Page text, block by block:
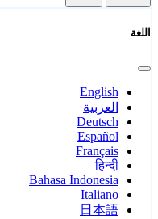
اللغة
English
العربية
Deutsch
Español
Français
हिन्दी
Bahasa Indonesia
Italiano
日本語